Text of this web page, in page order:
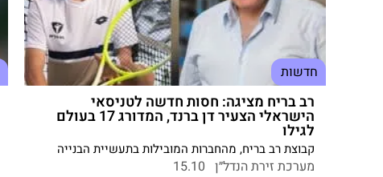
חדשות
רב בריח מציגה: חסות חדשה לטניסאי
הישראלי הצעיר דן ברנד, המדורג 17 בעולם
לגילו
קבוצת רב בריח, מהחברות המובילות בתעשיית הבנייה
בישראל, הודיעה על שיתוף פעולה עם הכישרון הצעיר דן
מערכת זירת הנדל״ן 15.10